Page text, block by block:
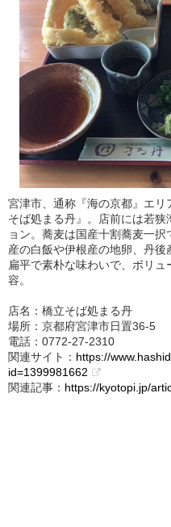
宮津市、通称『海の京都』エ
そば処まる丹』。店前には若
ョン。蕎麦は国産十割蕎麦一
産の白飯や伊根産の地卵、丹
扁平で素朴な味わいで、ボリ
容。
店名：橋立そば処まる丹
場所：京都府宮津市日置36-5
電話：0772‐27‐2310
関連サイト： https://
id=1399981662
関連記事： https://kyotopi.jp/